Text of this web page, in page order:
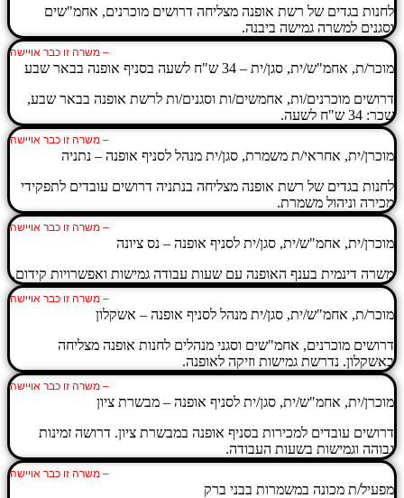
לחנות בגדים של רשת אופנה מצליחה דרושים מוכרנים, אחמ"שים
וסגנים למשרה גמישה ביבנה.
– משרה זו כבר אויישה
מוכר/ת, אחמ"ש/ית, סגן/ית – 34 ש"ח לשעה בסניף אופנה בבאר שבע
דרושים מוכרנים/ות, אחמשים/ות וסגנים/ות לרשת אופנה בבאר שבע,
שכר: 34 ש"ח לשעה.
– משרה זו כבר אויישה
מוכרן/ית, אחראי/ת משמרת, סגן/ית מנהל לסניף אופנה – נתניה
לחנות בגדים של רשת אופנה מצליחה בנתניה דרושים עובדים לתפקידי
מכירה וניהול משמרת.
– משרה זו כבר אויישה
מוכרן/ית, אחמ"ש/ית, סגן/ית לסניף אופנה – נס ציונה
משרה דינמית בענף האופנה עם שעות עבודה גמישות ואפשרויות קידום.
– משרה זו כבר אויישה
מוכר/ת, אחמ"ש/ית, סגן/ית מנהל לסניף אופנה – אשקלון
דרושים מוכרנים, אחמ"שים וסגני מנהלים לחנות אופנה מצליחה
באשקלון. נדרשת גמישות וזיקה לאופנה.
– משרה זו כבר אויישה
מוכרן/ית, אחמ"ש/ית, סגן/ית לסניף אופנה – מבשרת ציון
דרושים עובדים למכירות בסניף אופנה במבשרת ציון. דרושה זמינות
גבוהה וגמישות בשעות העבודה.
– משרה זו כבר אויישה
מפעיל/ת מכונה במשמרות בבני ברק